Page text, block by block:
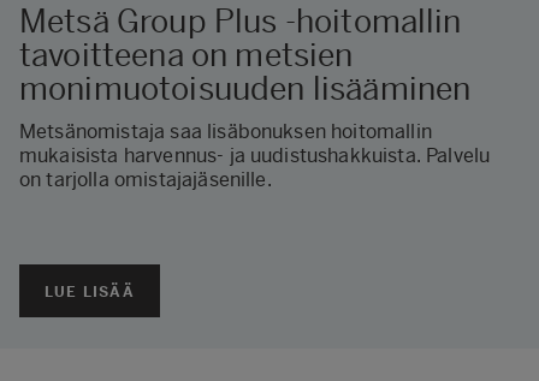
Metsä Group Plus -hoitomallin
tavoitteena on metsien
monimuotoisuuden lisääminen
Metsänomistaja saa lisäbonuksen hoitomallin
mukaisista harvennus- ja uudistushakkuista. Palvelu
on tarjolla omistajajäsenille.
LUE LISÄÄ